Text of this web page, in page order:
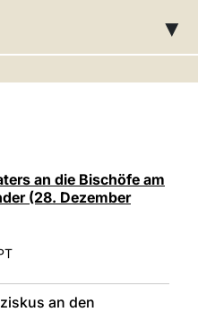
▸
an die Bischöfe am
(28. Dezember
an den